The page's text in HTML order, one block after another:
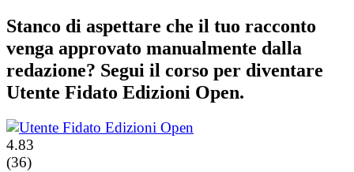
Stanco di aspettare che il tuo racconto
venga approvato manualmente dalla
redazione? Segui il corso per diventare
Utente Fidato Edizioni Open.
4.83
(36)